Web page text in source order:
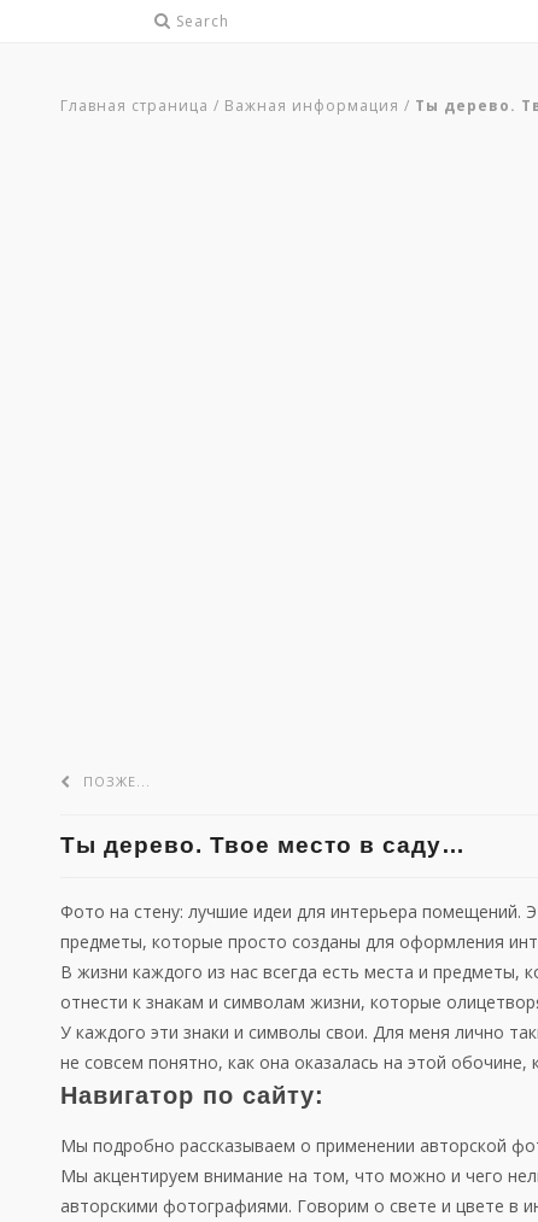
Search
Главная страница / Важная информация / Ты дерево.
ПОЗЖЕ...
Ты дерево. Твое место в саду…
Фото на стену: лучшие идеи для интерьера помещений.
предметы, которые просто созданы для оформления
В жизни каждого из нас всегда есть места и
отнести к знакам и символам жизни, которые
У каждого эти знаки и символы свои. Для меня лично
не совсем понятно, как она оказалась на этой
Навигатор по сайту:
Мы подробно рассказываем о применении авторской
Мы акцентируем внимание на том, что можно и чего
авторскими фотографиями. Говорим о свете и цвете в